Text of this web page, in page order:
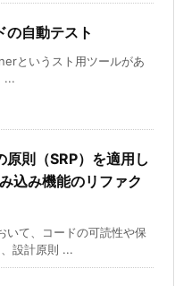
の自動テスト
というスト用ツールがあ
...
原則（SRP）を適用し
込み機能のリファク
いて、コードの可読性や保
設計原則 ...